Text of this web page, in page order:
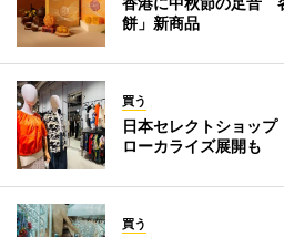
餅」新商品
買う
日本セレクトショッ
ローカライズ展開も
買う